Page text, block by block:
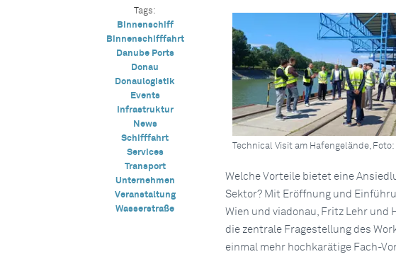
Technical Visit am Hafengelände,
Welche Vorteile bietet eine
Sektor? Mit Eröffnung und
Wien und viadonau, Fritz Lehr und
die zentrale Fragestellung des
einmal mehr hochkarätige Fach-
Tags:
Binnenschiff
Binnenschifffahrt
Danube Ports
Donau
Donaulogistik
Events
Infrastruktur
News
Schifffahrt
Services
Transport
Unternehmen
Veranstaltung
Wasserstraße